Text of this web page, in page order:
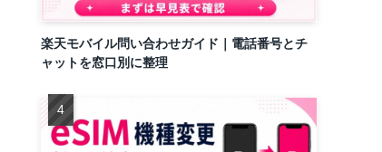
楽天モバイル問い合わせガイド｜電話番号とチ
ャットを窓口別に整理